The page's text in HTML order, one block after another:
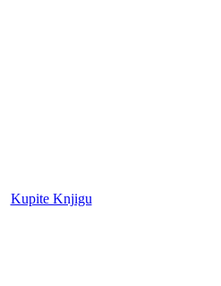
Kupite Knjigu